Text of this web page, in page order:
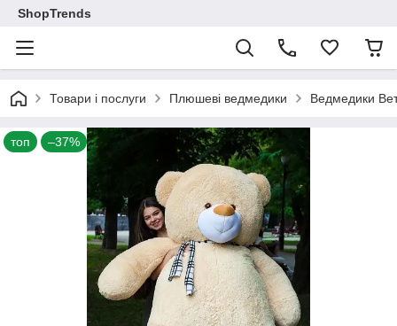
ShopTrends
Товари і послуги Плюшеві ведмедики Ведмедики
топ –37%